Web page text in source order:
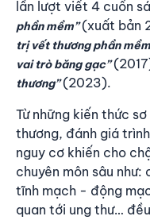
lần lượt viết 4 cuốn
phần mềm”(xuất bản
trị vết thương phần
vai trò băng gạc”
thương”(2023).
Từ những kiến thức
thương, đánh giá
nguy cơ khiến cho
chuyên môn sâu
tĩnh mạch - động
quan tới ung thư…